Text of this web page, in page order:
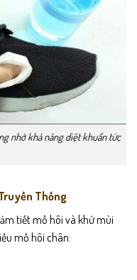
nhờ khả năng diệt khuẩn tức
Thống
tiết mồ hôi và khử mùi
mồ hôi chân.